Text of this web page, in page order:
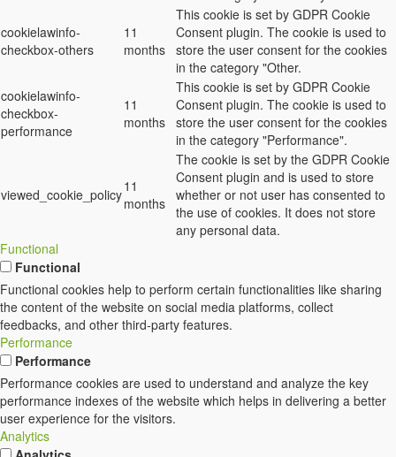
cookielawinfo-
checkbox-others
11
months
This cookie is set by GDPR Cookie
Consent plugin. The cookie is used to
store the user consent for the cookies
in the category "Other.
cookielawinfo-
checkbox-
performance
11
months
This cookie is set by GDPR Cookie
Consent plugin. The cookie is used to
store the user consent for the cookies
in the category "Performance".
viewed_cookie_policy11
months
The cookie is set by the GDPR Cookie
Consent plugin and is used to store
whether or not user has consented to
the use of cookies. It does not store
any personal data.
Functional
Functional
Functional cookies help to perform certain functionalities like sharing
the content of the website on social media platforms, collect
feedbacks, and other third-party features.
Performance
Performance
Performance cookies are used to understand and analyze the key
performance indexes of the website which helps in delivering a better
user experience for the visitors.
Analytics